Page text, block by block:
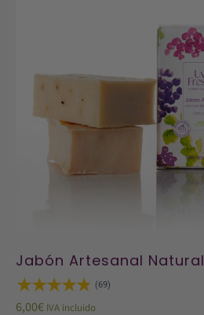
Jabón Artesanal Natural
(69)
6,00€ IVA incluido